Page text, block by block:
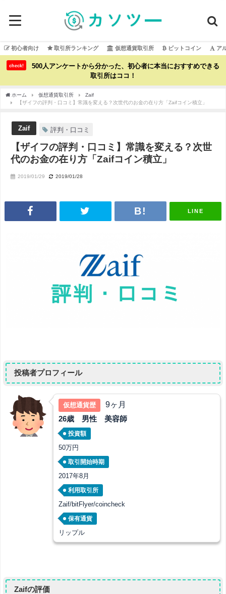
初心者向け 取引所ランキング 仮想通貨取引所 ビットコイン ア
check!
500人アンケートから分かった、初心者に本当におすすめできる
取引所はココ！
ホーム 仮想通貨取引所
Zaif
【ザイフの評判・口コミ】常識を変える？次世代のお金の在り方「Zaifコイン積立」
Zaif 評判・口コミ
【ザイフの評判・口コミ】常識を変える？次世
代のお金の在り方「Zaifコイン積立」
2019/01/29 2019/01/28
LINE
投稿者プロフィール
仮想通貨歴 9ヶ月
26歳 男性 美容師
投資額
50万円
取引開始時期
2017年8月
利用取引所
Zaif/bitFlyer/coincheck
保有通貨
リップル
Zaifの評価